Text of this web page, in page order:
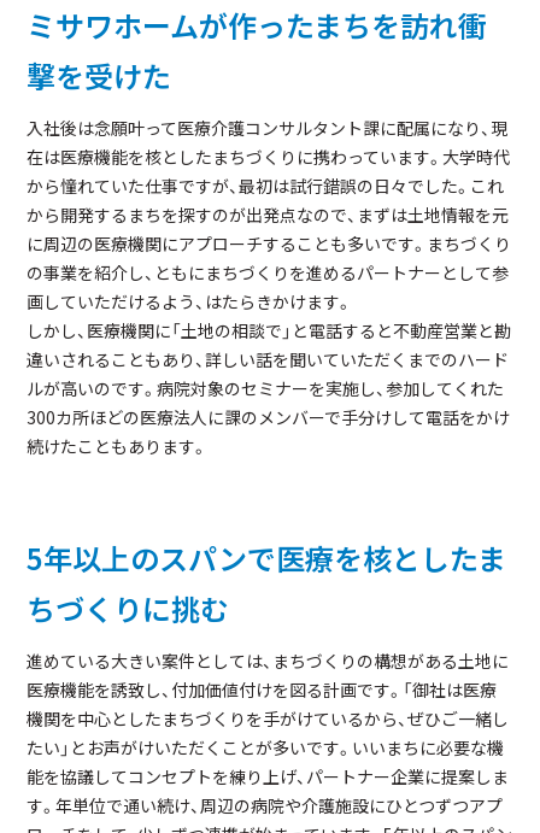
ミサワホームが作ったまちを訪れ衝
撃を受けた
入社後は念願叶って医療介護コンサルタント課に配属になり、現
在は医療機能を核としたまちづくりに携わっています。大学時代
から憧れていた仕事ですが、最初は試行錯誤の日々でした。これ
から開発するまちを探すのが出発点なので、まずは土地情報を元
に周辺の医療機関にアプローチすることも多いです。まちづくり
の事業を紹介し、ともにまちづくりを進めるパートナーとして参
画していただけるよう、はたらきかけます。
しかし、医療機関に「土地の相談で」と電話すると不動産営業と勘
違いされることもあり、詳しい話を聞いていただくまでのハード
ルが高いのです。病院対象のセミナーを実施し、参加してくれた
300カ所ほどの医療法人に課のメンバーで手分けして電話をかけ
続けたこともあります。
5年以上のスパンで医療を核としたま
ちづくりに挑む
進めている大きい案件としては、まちづくりの構想がある土地に
医療機能を誘致し、付加価値付けを図る計画です。「御社は医療
機関を中心としたまちづくりを手がけているから、ぜひご一緒し
たい」とお声がけいただくことが多いです。いいまちに必要な機
能を協議してコンセプトを練り上げ、パートナー企業に提案しま
す。年単位で通い続け、周辺の病院や介護施設にひとつずつアプ